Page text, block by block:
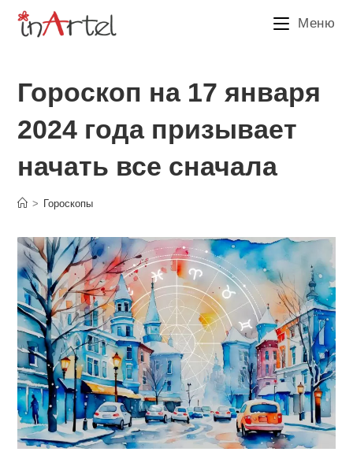
Перейти
Меню
Гороскоп на 17 января
2024 года призывает
начать все сначала
> Гороскопы